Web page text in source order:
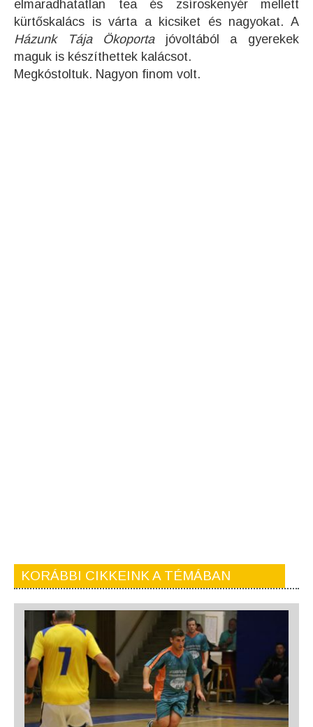
elmaradhatatlan tea és zsíroskenyér mellett
kürtőskalács is várta a kicsiket és nagyokat. A
Házunk Tája Ökoportajóvoltából a gyerekek
maguk is készíthettek kalácsot.
Megkóstoltuk. Nagyon finom volt.
KORÁBBI CIKKEINK A TÉMÁBAN